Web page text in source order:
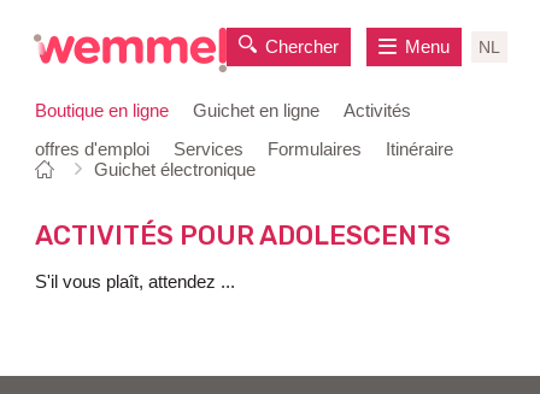
Boutique en ligne Guichet en ligne
Activités
offres d'emploi
Services Formulaires Itinéraire
Chercher NL
Menu
Vous
ici:
Page
départ
Guichet électronique
ACTIVITÉS POUR ADOLESCENTS
S'il vous plaît, attendez ...